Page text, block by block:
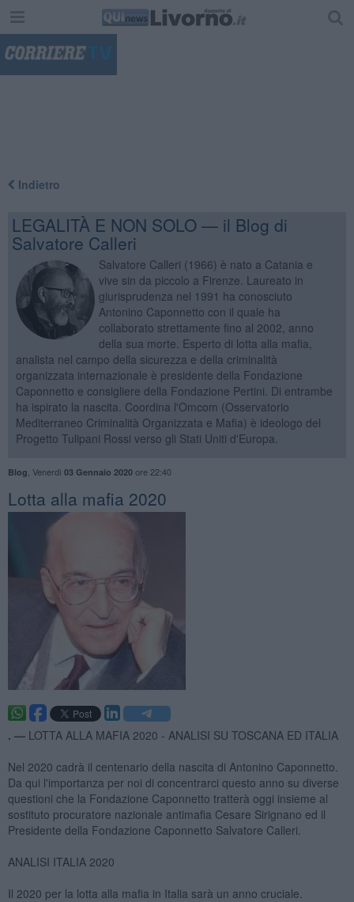
Indietro
LEGALITÀ E NON SOLO — il Blog di
Salvatore Calleri
Salvatore Calleri (1966) è nato a Catania e
vive sin da piccolo a Firenze. Laureato in
giurisprudenza nel 1991 ha conosciuto
Antonino Caponnetto con il quale ha
collaborato strettamente fino al 2002, anno
della sua morte. Esperto di lotta alla mafia,
analista nel campo della sicurezza e della criminalità
organizzata internazionale è presidente della Fondazione
Caponnetto e consigliere della Fondazione Pertini. Di entrambe
ha ispirato la nascita. Coordina l'Omcom (Osservatorio
Mediterraneo Criminalità Organizzata e Mafia) è ideologo del
Progetto Tulipani Rossi verso gli Stati Uniti d'Europa.
Blog Venerdì 03 Gennaio 2020ore 22:40
Lotta alla mafia 2020
. — LOTTA ALLA MAFIA 2020 - ANALISI SU TOSCANA ED ITALIA
Nel 2020 cadrà il centenario della nascita di Antonino Caponnetto.
Da qui l'importanza per noi di concentrarci questo anno su diverse
questioni che la Fondazione Caponnetto tratterà oggi insieme al
sostituto procuratore nazionale antimafia Cesare Sirignano ed il
Presidente della Fondazione Caponnetto Salvatore Calleri.
ANALISI ITALIA 2020
Il 2020 per la lotta alla mafia in Italia sarà un anno cruciale.